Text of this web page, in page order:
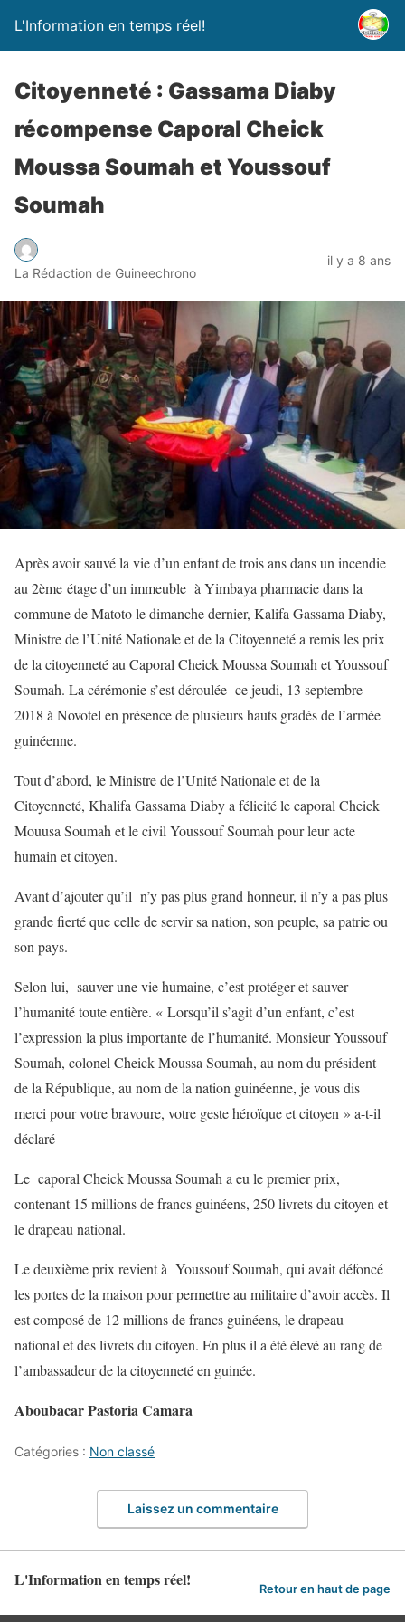
L'Information en temps réel!
Citoyenneté : Gassama Diaby
récompense Caporal Cheick
Moussa Soumah et Youssouf
Soumah
La Rédaction de Guineechrono
il y a 8 ans
Après avoir sauvé la vie d’un enfant de trois ans dans un incendie
au 2ème étage d’un immeuble à Yimbaya pharmacie dans la
commune de Matoto le dimanche dernier, Kalifa Gassama Diaby,
Ministre de l’Unité Nationale et de la Citoyenneté a remis les prix
de la citoyenneté au Caporal Cheick Moussa Soumah et Youssouf
Soumah. La cérémonie s’est déroulée ce jeudi, 13 septembre
2018 à Novotel en présence de plusieurs hauts gradés de l’armée
guinéenne.
Tout d’abord, le Ministre de l’Unité Nationale et de la
Citoyenneté, Khalifa Gassama Diaby a félicité le caporal Cheick
Mouusa Soumah et le civil Youssouf Soumah pour leur acte
humain et citoyen.
Avant d’ajouter qu’il n’y pas plus grand honneur, il n’y a pas plus
grande fierté que celle de servir sa nation, son peuple, sa patrie ou
son pays.
Selon lui, sauver une vie humaine, c’est protéger et sauver
l’humanité toute entière. « Lorsqu’il s’agit d’un enfant, c’est
l’expression la plus importante de l’humanité. Monsieur Youssouf
Soumah, colonel Cheick Moussa Soumah, au nom du président
de la République, au nom de la nation guinéenne, je vous dis
merci pour votre bravoure, votre geste héroïque et citoyen » a-t-il
déclaré
Le caporal Cheick Moussa Soumah a eu le premier prix,
contenant 15 millions de francs guinéens, 250 livrets du citoyen et
le drapeau national.
Le deuxième prix revient à Youssouf Soumah, qui avait défoncé
les portes de la maison pour permettre au militaire d’avoir accès. Il
est composé de 12 millions de francs guinéens, le drapeau
national et des livrets du citoyen. En plus il a été élevé au rang de
l’ambassadeur de la citoyenneté en guinée.
Aboubacar Pastoria Camara
Catégories : Non classé
Laissez un commentaire
L'Information en temps réel! Retour en haut de page